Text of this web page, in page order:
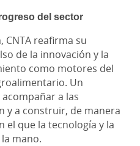
del sector
CNTA reafirma su
de la innovación y la
como motores del
Un
a las
y a construir, de manera
el que la tecnología y la
mano.